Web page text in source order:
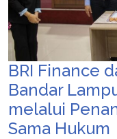
BRI Finance
Bandar
melalui
Sama Hukum